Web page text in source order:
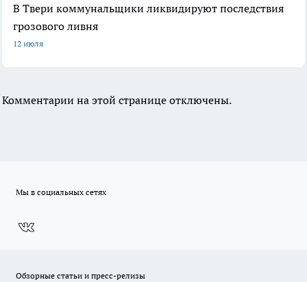
В Твери коммунальщики ликвидируют последствия
грозового ливня
12 июля
Комментарии на этой странице отключены.
Мы в социальных сетях
Обзорные статьи и пресс-релизы